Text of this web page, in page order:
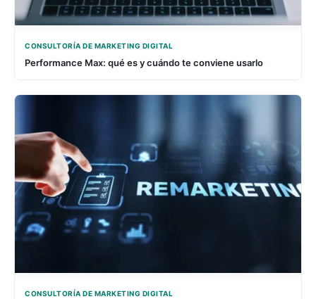
CONSULTORÍA DE MARKETING DIGITAL
Performance Max: qué es y cuándo te conviene usarlo
CONSULTORÍA DE MARKETING DIGITAL